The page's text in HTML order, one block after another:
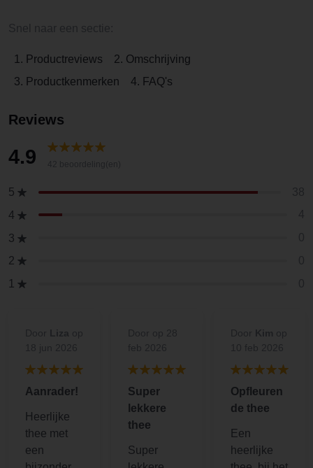
1. Productreviews
2. Omschrijving
3. Productkenmerken
4. FAQ's
Reviews
4.9
5
4
3
2
1
Aanrader!
Heerlijke
thee met
een
Super
lekkere
thee
Super
Opfleuren
de thee
Een
heerlijke